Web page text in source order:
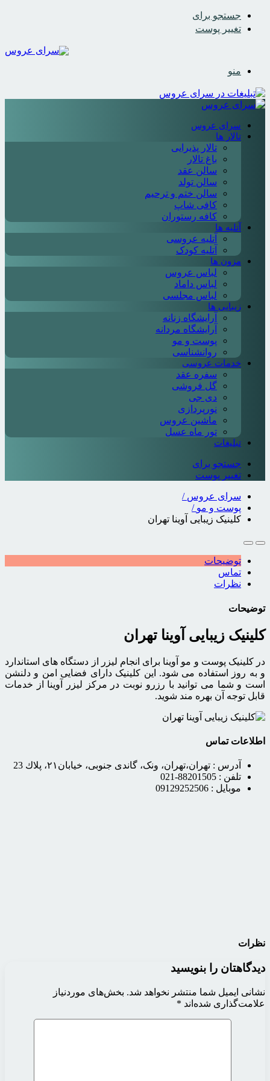
جستجو برای
تغییر پوست
منو
سرای عروس
تالار ها
تالار پذیرایی
باغ تالار
سالن عقد
سالن تولد
سالن ختم و ترحیم
کافی شاپ
کافه رستوران
آتلیه ها
آتلیه عروسی
آتلیه کودک
مزون ها
لباس عروس
لباس داماد
لباس مجلسی
زیبایی ها
آرایشگاه زنانه
آرایشگاه مردانه
پوست و مو
روانشناسی
خدمات عروسی
سفره عقد
گل فروشی
دی جی
نورپردازی
ماشین عروس
تور ماه عسل
تبلیغات
جستجو برای
تغییر پوست
سرای عروس /
پوست و مو /
کلینیک زیبایی آوینا تهران
توضیحات
تماس
نظرات
توضیحات
کلینیک زیبایی آوینا تهران
در کلینیک پوست و مو آوینا برای انجام لیزر از دستگاه های استاندارد
و به روز استفاده می شود. این کلینیک دارای فضایی امن و دلنشن
است و شما می توانید با رزرو نوبت در مرکز لیزر آوینا از خدمات
قابل توجه آن بهره مند شوید.
اطلاعات تماس
آدرس : تهران،تهران، ونک، گاندى جنوبى، خيابان٢١، پلاك 23
تلفن : 88201505-021
موبایل : 09129252506
نظرات
دیدگاهتان را بنویسید
نشانی ایمیل شما منتشر نخواهد شد. بخش‌های موردنیاز
علامت‌گذاری شده‌اند *